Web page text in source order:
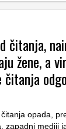
čitanja,
žene, a
opada,
zapadni mediji